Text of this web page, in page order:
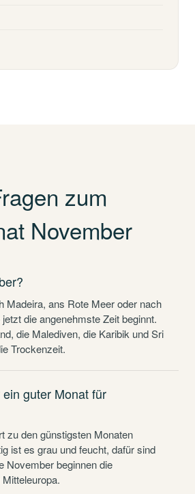
zum
November
Madeira, ans Rote Meer oder nach
die angenehmste Zeit beginnt.
die Malediven, die Karibik und Sri
Trockenzeit.
guter Monat für
zu den günstigsten Monaten
ist es grau und feucht, dafür sind
November beginnen die